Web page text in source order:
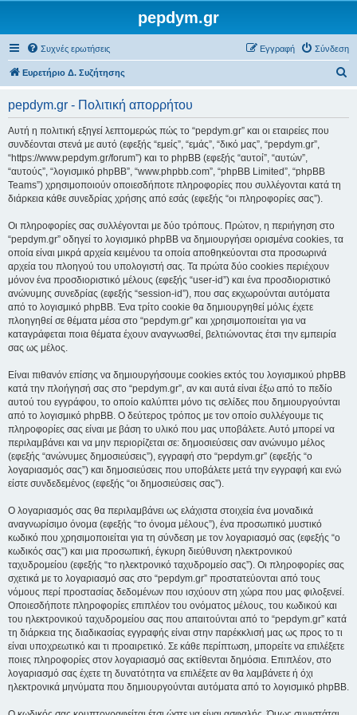
pepdym.gr
Συχνές ερωτήσεις Σύνδεση
Εγγραφή
Ευρετήριο Δ. Συζήτησης
pepdym.gr - Πολιτική απορρήτου
Αυτή η πολιτική εξηγεί λεπτομερώς πώς το “pepdym.gr” και οι εταιρείες που
συνδέονται στενά με αυτό (εφεξής “εμείς”, “εμάς”, “δικό μας”, “pepdym.gr”,
“https://www.pepdym.gr/forum”) και το phpBB (εφεξής “αυτοί”, “αυτών”,
“αυτούς”, “λογισμικό phpBB”, “www.phpbb.com”, “phpBB Limited”, “phpBB
Teams”) χρησιμοποιούν οποιεσδήποτε πληροφορίες που συλλέγονται κατά τη
διάρκεια κάθε συνεδρίας χρήσης από εσάς (εφεξής “οι πληροφορίες σας”).
Οι πληροφορίες σας συλλέγονται με δύο τρόπους. Πρώτον, η περιήγηση στο
“pepdym.gr” οδηγεί το λογισμικό phpBB να δημιουργήσει ορισμένα cookies, τα
οποία είναι μικρά αρχεία κειμένου τα οποία αποθηκεύονται στα προσωρινά
αρχεία του πλοηγού του υπολογιστή σας. Τα πρώτα δύο cookies περιέχουν
μόνον ένα προσδιοριστικό μέλους (εφεξής “user-id”) και ένα προσδιοριστικό
ανώνυμης συνεδρίας (εφεξής “session-id”), που σας εκχωρούνται αυτόματα
από το λογισμικό phpBB. Ένα τρίτο cookie θα δημιουργηθεί μόλις έχετε
πλοηγηθεί σε θέματα μέσα στο “pepdym.gr” και χρησιμοποιείται για να
καταγράφεται ποια θέματα έχουν αναγνωσθεί, βελτιώνοντας έτσι την εμπειρία
σας ως μέλος.
Είναι πιθανόν επίσης να δημιουργήσουμε cookies εκτός του λογισμικού phpBB
κατά την πλοήγησή σας στο “pepdym.gr”, αν και αυτά είναι έξω από το πεδίο
αυτού του εγγράφου, το οποίο καλύπτει μόνο τις σελίδες που δημιουργούνται
από το λογισμικό phpBB. Ο δεύτερος τρόπος με τον οποίο συλλέγουμε τις
πληροφορίες σας είναι με βάση το υλικό που μας υποβάλετε. Αυτό μπορεί να
περιλαμβάνει και να μην περιορίζεται σε: δημοσιεύσεις σαν ανώνυμο μέλος
(εφεξής “ανώνυμες δημοσιεύσεις”), εγγραφή στο “pepdym.gr” (εφεξής “ο
λογαριασμός σας”) και δημοσιεύσεις που υποβάλετε μετά την εγγραφή και ενώ
είστε συνδεδεμένος (εφεξής “οι δημοσιεύσεις σας”).
Ο λογαριασμός σας θα περιλαμβάνει ως ελάχιστα στοιχεία ένα μοναδικά
αναγνωρίσιμο όνομα (εφεξής “το όνομα μέλους”), ένα προσωπικό μυστικό
κωδικό που χρησιμοποιείται για τη σύνδεση με τον λογαριασμό σας (εφεξής “ο
κωδικός σας”) και μια προσωπική, έγκυρη διεύθυνση ηλεκτρονικού
ταχυδρομείου (εφεξής “το ηλεκτρονικό ταχυδρομείο σας”). Οι πληροφορίες σας
σχετικά με το λογαριασμό σας στο “pepdym.gr” προστατεύονται από τους
νόμους περί προστασίας δεδομένων που ισχύουν στη χώρα που μας φιλοξενεί.
Οποιεσδήποτε πληροφορίες επιπλέον του ονόματος μέλους, του κωδικού και
του ηλεκτρονικού ταχυδρομείου σας που απαιτούνται από το “pepdym.gr” κατά
τη διάρκεια της διαδικασίας εγγραφής είναι στην παρέκκλισή μας ως προς το τι
είναι υποχρεωτικό και τι προαιρετικό. Σε κάθε περίπτωση, μπορείτε να επιλέξετε
ποιες πληροφορίες στον λογαριασμό σας εκτίθενται δημόσια. Επιπλέον, στο
λογαριασμό σας έχετε τη δυνατότητα να επιλέξετε αν θα λαμβάνετε ή όχι
ηλεκτρονικά μηνύματα που δημιουργούνται αυτόματα από το λογισμικό phpBB.